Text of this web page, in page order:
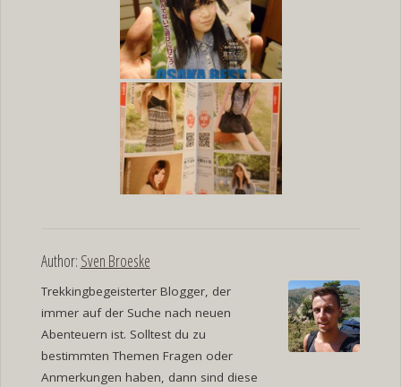
Author: Sven Broeske
Trekkingbegeisterter Blogger, der
immer auf der Suche nach neuen
Abenteuern ist. Solltest du zu
bestimmten Themen Fragen oder
Anmerkungen haben, dann sind diese